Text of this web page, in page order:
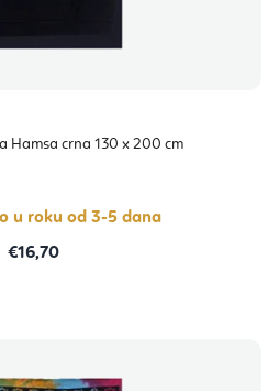
Hamsa crna 130 x 200 cm
u roku od 3-5 dana
€16,70